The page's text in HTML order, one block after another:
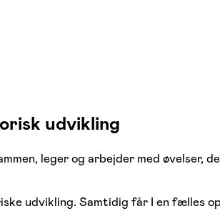
udvikling
leger og arbejder med øvelser,
udvikling. Samtidig får I en fælles